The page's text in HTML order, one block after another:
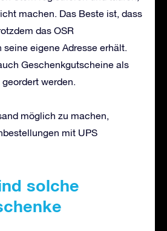
machen. Das Beste ist, dass
das OSR
eigene Adresse erhält.
Geschenkgutscheine als
werden.
möglich zu machen,
mit UPS
solche